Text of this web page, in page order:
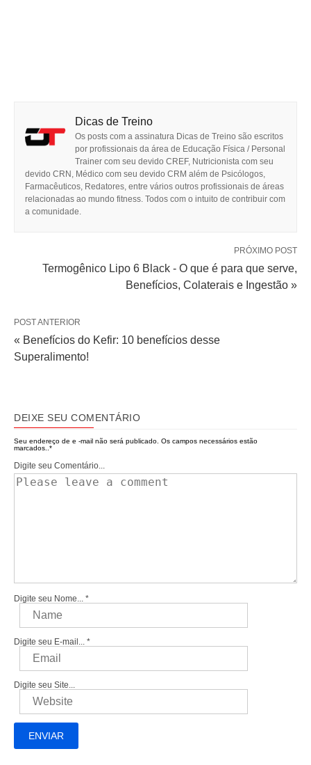
Dicas de Treino
Os posts com a assinatura Dicas de Treino são escritos
por profissionais da área de Educação Física / Personal
Trainer com seu devido CREF, Nutricionista com seu
devido CRN, Médico com seu devido CRM além de Psicólogos,
Farmacêuticos, Redatores, entre vários outros profissionais de áreas
relacionadas ao mundo fitness. Todos com o intuito de contribuir com
a comunidade.
PRÓXIMO POST
Termogênico Lipo 6 Black - O que é para que serve,
Benefícios, Colaterais e Ingestão »
POST ANTERIOR
« Benefícios do Kefir: 10 benefícios desse
Superalimento!
DEIXE SEU COMENTÁRIO
Seu endereço de e -mail não será publicado. Os campos necessários estão
marcados.. *
Digite seu Comentário...
Digite seu Nome... *
Digite seu E-mail... *
Digite seu Site...